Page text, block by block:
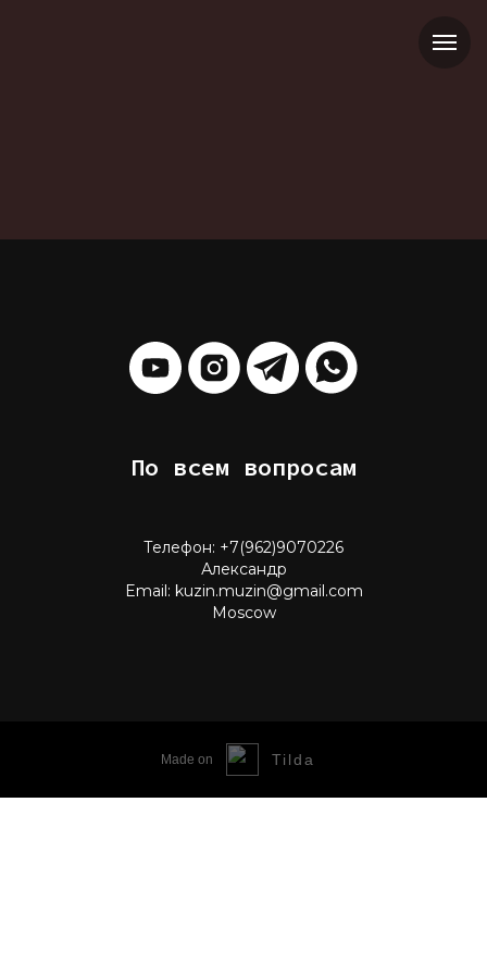
По всем вопросам
Телефон: +7(962)9070226
Александр
Email: kuzin.muzin@gmail.com
Moscow
Made on Tilda